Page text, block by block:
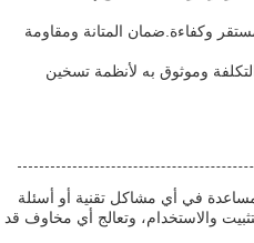
تسخين مستقر وكفاءة.ضمان المتانة ومقاومة
وموثوق به لأنظمة تسخين
في أي مشاكل تقنية أو أسئلة
والاستخدام، وتعالج أي مخاوف قد